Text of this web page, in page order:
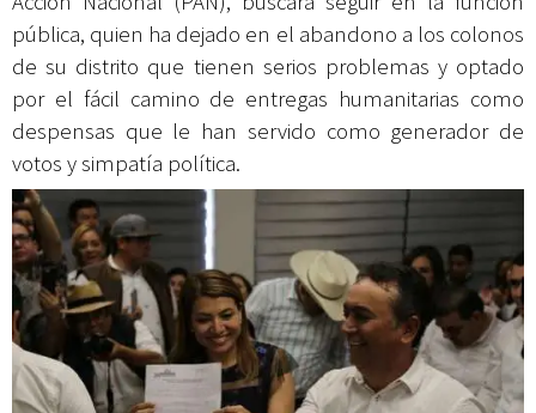
pública, quien ha dejado en el abandono a los colonos
de su distrito que tienen serios problemas y optado
por el fácil camino de entregas humanitarias como
despensas que le han servido como generador de
votos y simpatía política.